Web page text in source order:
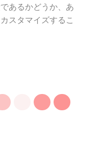
あるかどうか、あ
スタマイズするこ